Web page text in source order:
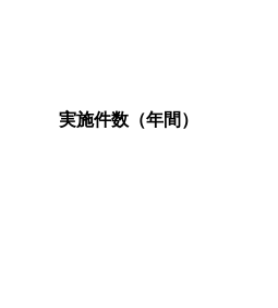
実施件数（年間）